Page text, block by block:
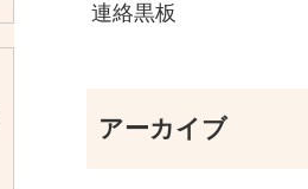
連絡黒板
アーカイブ